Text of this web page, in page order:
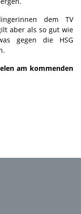
dem TV
aber als so gut wie
gegen die HSG
am kommenden